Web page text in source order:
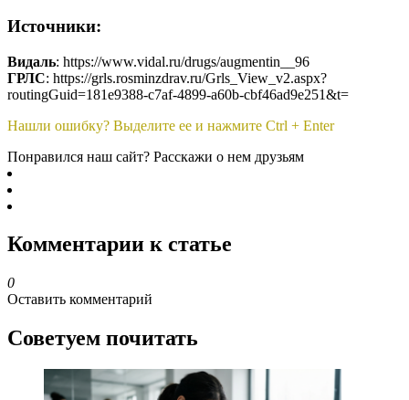
Источники:
Видаль: https://www.vidal.ru/drugs/augmentin__96
ГРЛС: https://grls.rosminzdrav.ru/Grls_View_v2.aspx?
routingGuid=181e9388-c7af-4899-a60b-cbf46ad9e251&t=
Нашли ошибку? Выделите ее и нажмите Ctrl + Enter
Понравился наш сайт? Расскажи о нем друзьям
Комментарии к статье
0
Оставить комментарий
Советуем почитать